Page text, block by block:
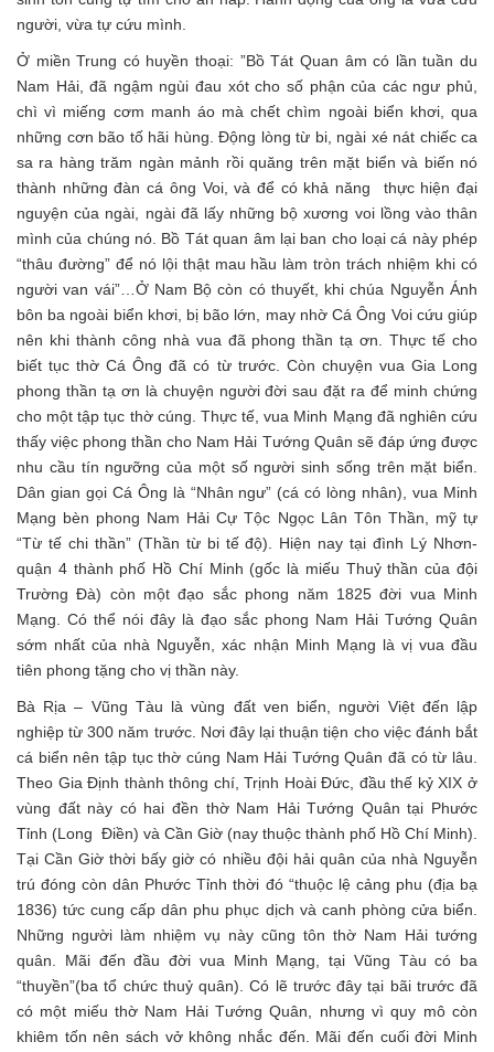
người, vừa tự cứu mình.
Ở miền Trung có huyền thoại: ”Bồ Tát Quan âm có lần tuần du
Nam Hải, đã ngậm ngùi đau xót cho số phận của các ngư phủ,
chì vì miếng cơm manh áo mà chết chìm ngoài biển khơi, qua
những cơn bão tố hãi hùng. Động lòng từ bi, ngài xé nát chiếc ca
sa ra hàng trăm ngàn mảnh rồi quăng trên mặt biển và biến nó
thành những đàn cá ông Voi, và để có khả năng thực hiện đại
nguyện của ngài, ngài đã lấy những bộ xương voi lồng vào thân
mình của chúng nó. Bồ Tát quan âm lại ban cho loại cá này phép
“thâu đường” để nó lội thật mau hầu làm tròn trách nhiệm khi có
người van vái”…Ở Nam Bộ còn có thuyết, khi chúa Nguyễn Ánh
bôn ba ngoài biển khơi, bị bão lớn, may nhờ Cá Ông Voi cứu giúp
nên khi thành công nhà vua đã phong thần tạ ơn. Thực tế cho
biết tục thờ Cá Ông đã có từ trước. Còn chuyện vua Gia Long
phong thần tạ ơn là chuyện người đời sau đặt ra để minh chứng
cho một tập tục thờ cúng. Thực tế, vua Minh Mạng đã nghiên cứu
thấy việc phong thần cho Nam Hải Tướng Quân sẽ đáp ứng được
nhu cầu tín ngưỡng của một số người sinh sống trên mặt biển.
Dân gian gọi Cá Ông là “Nhân ngư” (cá có lòng nhân), vua Minh
Mạng bèn phong Nam Hải Cự Tộc Ngọc Lân Tôn Thần, mỹ tự
“Từ tế chi thần” (Thần từ bi tế độ). Hiện nay tại đình Lý Nhơn-
quận 4 thành phố Hồ Chí Minh (gốc là miếu Thuỷ thần của đội
Trường Đà) còn một đạo sắc phong năm 1825 đời vua Minh
Mạng. Có thể nói đây là đạo sắc phong Nam Hải Tướng Quân
sớm nhất của nhà Nguyễn, xác nhận Minh Mạng là vị vua đầu
tiên phong tặng cho vị thần này.
Bà Rịa – Vũng Tàu là vùng đất ven biển, người Việt đến lập
nghiệp từ 300 năm trước. Nơi đây lại thuận tiện cho việc đánh bắt
cá biển nên tập tục thờ cúng Nam Hải Tướng Quân đã có từ lâu.
Theo Gia Định thành thông chí, Trịnh Hoài Đức, đầu thế kỷ XIX ở
vùng đất này có hai đền thờ Nam Hải Tướng Quân tại Phước
Tỉnh (Long Điền) và Cần Giờ (nay thuộc thành phố Hồ Chí Minh).
Tại Cần Giờ thời bấy giờ có nhiều đội hải quân của nhà Nguyễn
trú đóng còn dân Phước Tỉnh thời đó “thuộc lệ cảng phu (địa bạ
1836) tức cung cấp dân phu phục dịch và canh phòng cửa biển.
Những người làm nhiệm vụ này cũng tôn thờ Nam Hải tướng
quân. Mãi đến đầu đời vua Minh Mạng, tại Vũng Tàu có ba
“thuyền”(ba tổ chức thuỷ quân). Có lẽ trước đây tại bãi trước đã
có một miếu thờ Nam Hải Tướng Quân, nhưng vì quy mô còn
khiêm tốn nên sách vở không nhắc đến. Mãi đến cuối đời Minh